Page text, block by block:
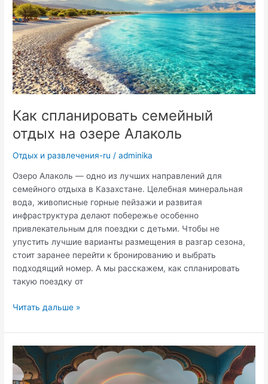
где
остановиться
Как спланировать семейный
отдых на озере Алаколь
Отдых и развлечения-ru /adminika
Озеро Алаколь — одно из лучших направлений для
семейного отдыха в Казахстане. Целебная минеральная
вода, живописные горные пейзажи и развитая
инфраструктура делают побережье особенно
привлекательным для поездки с детьми. Чтобы не
упустить лучшие варианты размещения в разгар сезона,
стоит заранее перейти к бронированию и выбрать
подходящий номер. А мы расскажем, как спланировать
такую поездку от
Как
семейный
отдых
на
озере
Читать дальше »